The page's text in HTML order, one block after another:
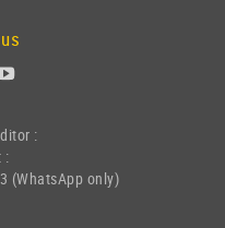
:
:
(WhatsApp only)